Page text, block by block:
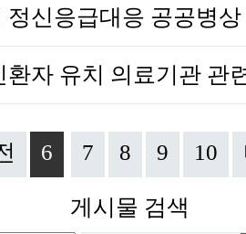
6 7 8 9 10
게시물 검색